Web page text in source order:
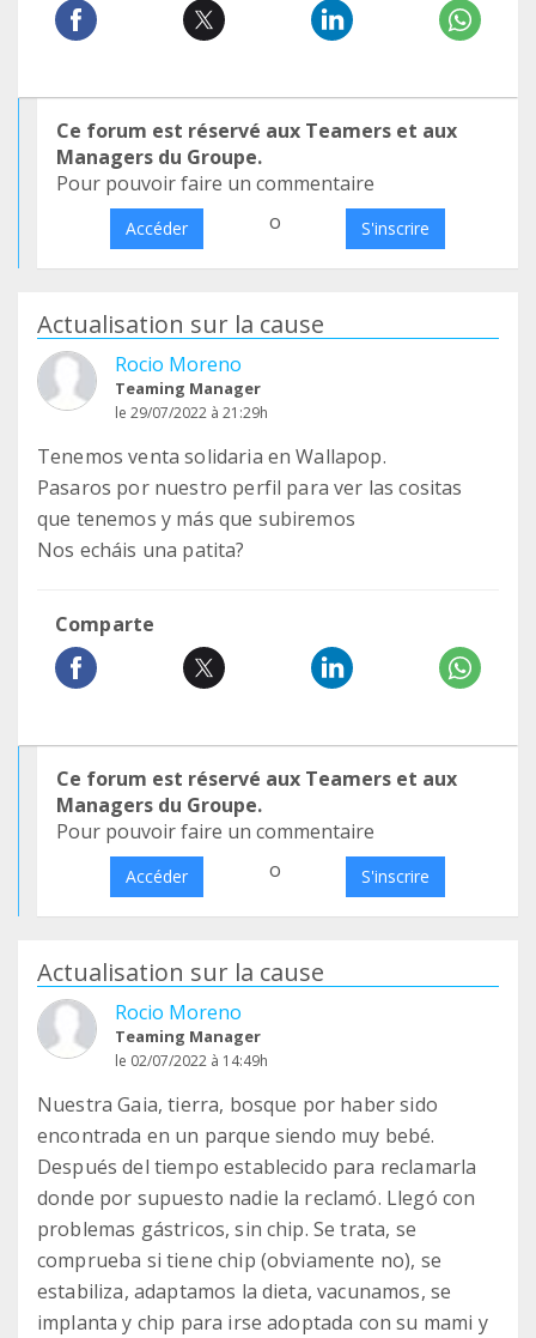
Ce forum est réservé aux Teamers et aux
Managers du Groupe.
Pour pouvoir faire un commentaire
Accéder o S'inscrire
Actualisation sur la cause
Rocio Moreno
Teaming Manager
le 29/07/2022 à 21:29h
Tenemos venta solidaria en Wallapop.
Pasaros por nuestro perfil para ver las cositas
que tenemos y más que subiremos
Nos echáis una patita?
Comparte
Ce forum est réservé aux Teamers et aux
Managers du Groupe.
Pour pouvoir faire un commentaire
Accéder o S'inscrire
Actualisation sur la cause
Rocio Moreno
Teaming Manager
le 02/07/2022 à 14:49h
Nuestra Gaia, tierra, bosque por haber sido
encontrada en un parque siendo muy bebé.
Después del tiempo establecido para reclamarla
donde por supuesto nadie la reclamó. Llegó con
problemas gástricos, sin chip. Se trata, se
comprueba si tiene chip (obviamente no), se
estabiliza, adaptamos la dieta, vacunamos, se
implanta y chip para irse adoptada con su mami y